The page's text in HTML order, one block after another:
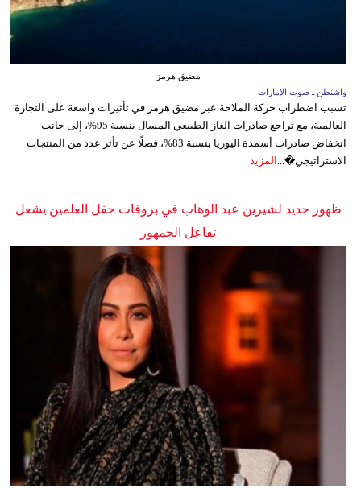
مضيق هرمز
واشنطن ـ صوت الإمارات
تسبب اضطراب حركة الملاحة عبر مضيق هرمز في تأثيرات واسعة على التجارة
العالمية، مع تراجع صادرات الغاز الطبيعي المسال بنسبة 95%، إلى جانب
انخفاض صادرات أسمدة اليوريا بنسبة 83%، فضلًا عن تأثر عدد من المنتجات
الاستراتيجي�... المزيد
ظهور جديد لشيرين عبد الوهاب في بروفات حفل العلمين يشعل
تفاعل الجمهور